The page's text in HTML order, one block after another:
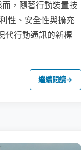
，隨著行動裝置技
性、安全性與擴充
代行動通訊的新標
繼續閱讀→